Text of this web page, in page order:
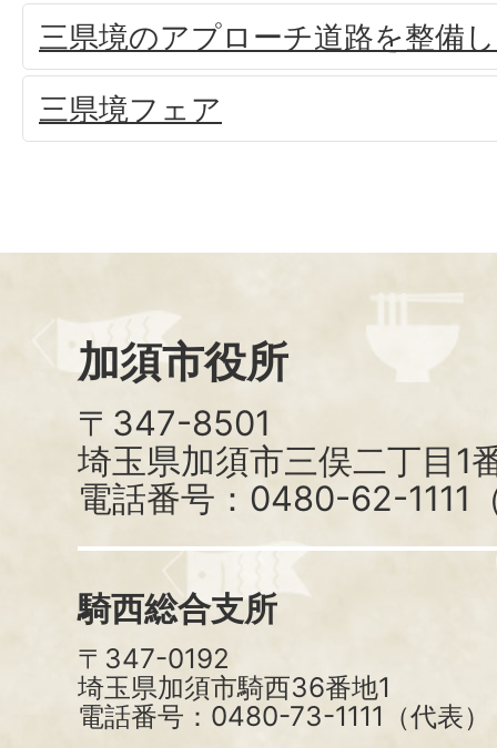
三県境のアプローチ道路を整備
三県境フェア
加須市役所
〒347-8501
埼玉県加須市三俣二丁目1
電話番号：0480-62-1111
騎西総合支所
〒347-0192
埼玉県加須市騎西36番地1
電話番号：0480-73-1111（代表）